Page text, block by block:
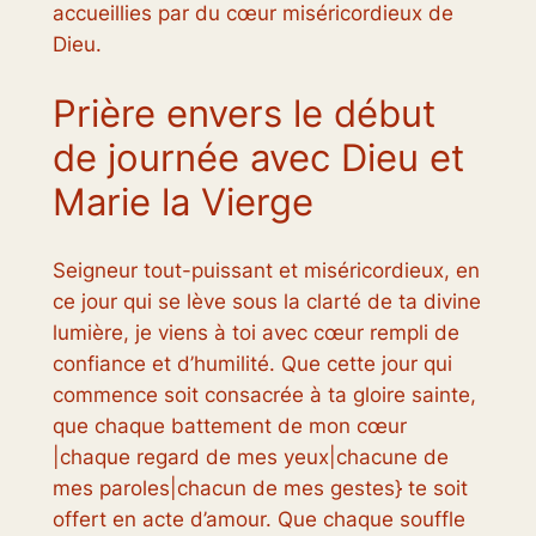
accueillies par du cœur miséricordieux de
Dieu.
Prière envers le début
de journée avec Dieu et
Marie la Vierge
Seigneur tout-puissant et miséricordieux, en
ce jour qui se lève sous la clarté de ta divine
lumière, je viens à toi avec cœur rempli de
confiance et d’humilité. Que cette jour qui
commence soit consacrée à ta gloire sainte,
que chaque battement de mon cœur
|chaque regard de mes yeux|chacune de
mes paroles|chacun de mes gestes} te soit
offert en acte d’amour. Que chaque souffle